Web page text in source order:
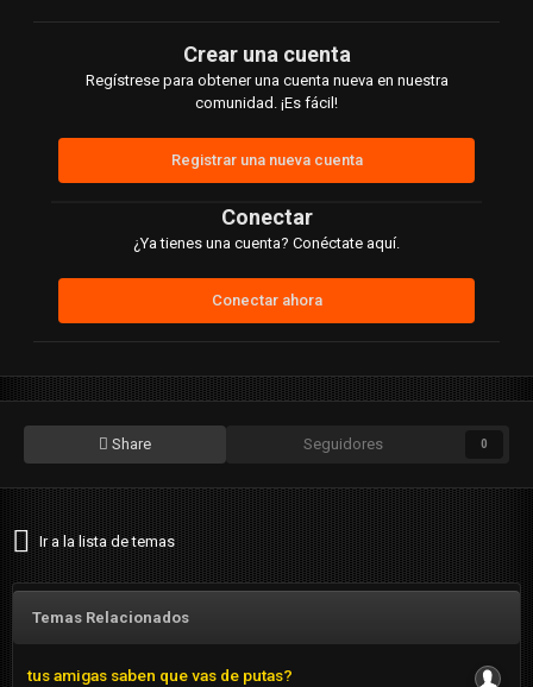
Crear una cuenta
Regístrese para obtener una cuenta nueva en nuestra
comunidad. ¡Es fácil!
Registrar una nueva cuenta
Conectar
¿Ya tienes una cuenta? Conéctate aquí.
Conectar ahora
Share Seguidores 0
Ir a la lista de temas
Temas Relacionados
tus amigas saben que vas de putas?